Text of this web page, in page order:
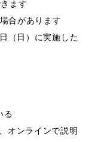
ます
合があります
（日）に実施した
る
オンラインで説明